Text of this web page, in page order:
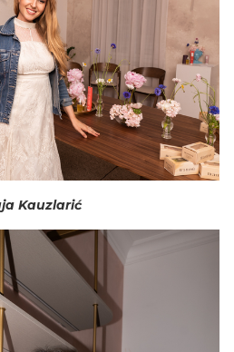
Kauzlarić